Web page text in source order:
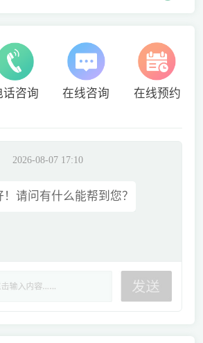
话咨询 在线咨询 在线预约
2026-08-07 17:10
！请问有什么能帮到您？